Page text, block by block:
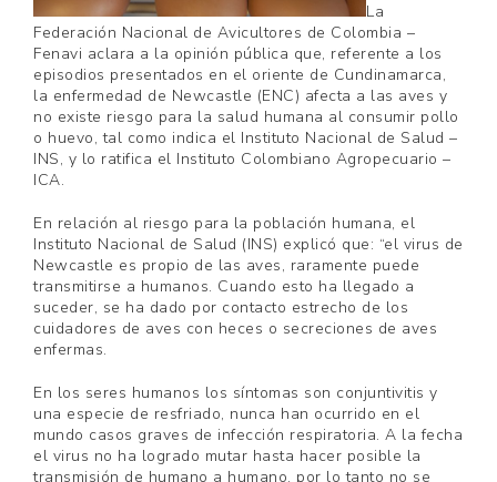
La
Federación Nacional de Avicultores de Colombia –
Fenavi aclara a la opinión pública que, referente a los
episodios presentados en el oriente de Cundinamarca,
la enfermedad de Newcastle (ENC) afecta a las aves y
no existe riesgo para la salud humana al consumir pollo
o huevo, tal como indica el Instituto Nacional de Salud –
INS, y lo ratifica el Instituto Colombiano Agropecuario –
ICA.
En relación al riesgo para la población humana, el
Instituto Nacional de Salud (INS) explicó que: “el virus de
Newcastle es propio de las aves, raramente puede
transmitirse a humanos. Cuando esto ha llegado a
suceder, se ha dado por contacto estrecho de los
cuidadores de aves con heces o secreciones de aves
enfermas.
En los seres humanos los síntomas son conjuntivitis y
una especie de resfriado, nunca han ocurrido en el
mundo casos graves de infección respiratoria. A la fecha
el virus no ha logrado mutar hasta hacer posible la
transmisión de humano a humano, por lo tanto no se